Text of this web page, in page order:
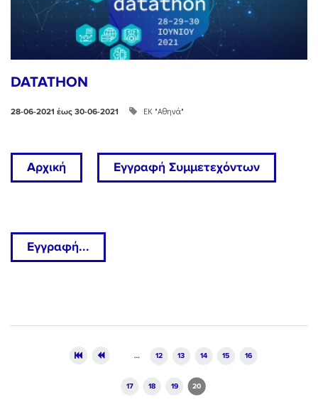
DATATHON
28-06-2021 έως 30-06-2021 ΕΚ "Αθηνά"
Αρχική Εγγραφή Συμμετεχόντων
Εγγραφή...
… 12 13 14 15 16
17 18 19 20